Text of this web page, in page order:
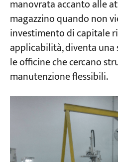
manovrata accanto alle
magazzino quando non
investimento di capitale
applicabilità, diventa
le officine che cercano
manutenzione flessibili.